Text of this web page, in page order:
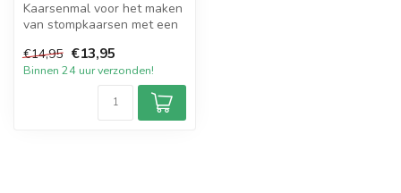
Kaarsenmal voor het maken
van stompkaarsen met een
5...
€14,95 €13,95
Binnen 24 uur verzonden!